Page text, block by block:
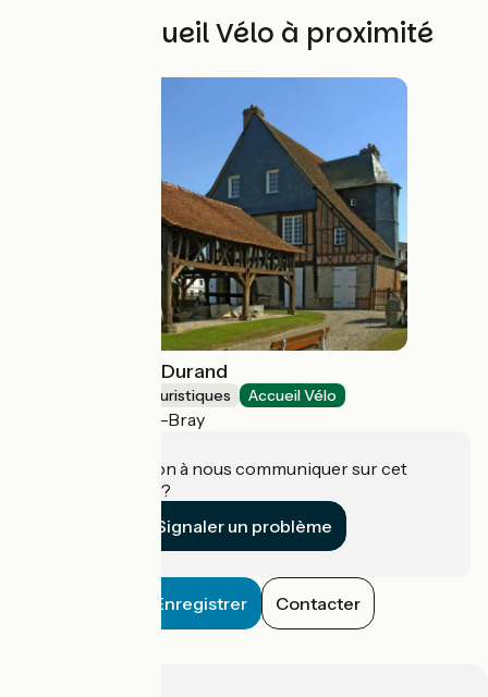
Autres Accueil Vélo à proximité
Musée Mathon-Durand
Musées et sites touristiques Accueil Vélo
Neufchâtel-en-Bray
Une information à nous communiquer sur cet
établissement ?
Signaler un problème
Enregistrer Contacter